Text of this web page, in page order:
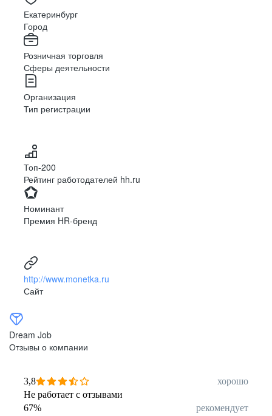
Екатеринбург
Город
Розничная торговля
Сферы деятельности
Организация
Тип регистрации
Топ-200
Рейтинг работодателей hh.ru
Номинант
Премия HR-бренд
http://www.monetka.ru
Сайт
Dream Job
Отзывы о компании
3,8
хорошо
Не работает с отзывами
67% рекомендует